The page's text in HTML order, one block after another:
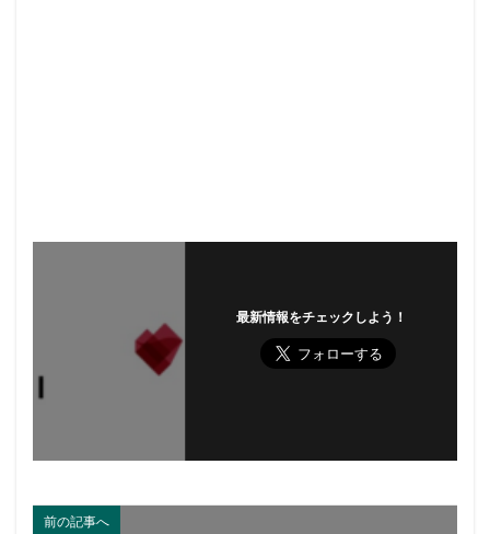
最新情報をチェックしよう！
前の記事へ